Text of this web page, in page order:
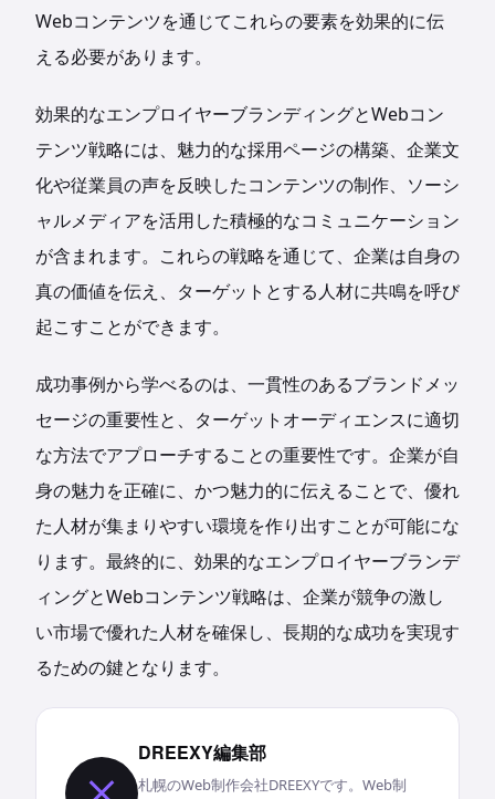
Webコンテンツを通じてこれらの要素を効果的に伝
える必要があります。
効果的なエンプロイヤーブランディングとWebコン
テンツ戦略には、魅力的な採用ページの構築、企業文
化や従業員の声を反映したコンテンツの制作、ソーシ
ャルメディアを活用した積極的なコミュニケーション
が含まれます。これらの戦略を通じて、企業は自身の
真の価値を伝え、ターゲットとする人材に共鳴を呼び
起こすことができます。
成功事例から学べるのは、一貫性のあるブランドメッ
セージの重要性と、ターゲットオーディエンスに適切
な方法でアプローチすることの重要性です。企業が自
身の魅力を正確に、かつ魅力的に伝えることで、優れ
た人材が集まりやすい環境を作り出すことが可能にな
ります。最終的に、効果的なエンプロイヤーブランデ
ィングとWebコンテンツ戦略は、企業が競争の激し
い市場で優れた人材を確保し、長期的な成功を実現す
るための鍵となります。
DREEXY編集部
札幌のWeb制作会社DREEXYです。Web制